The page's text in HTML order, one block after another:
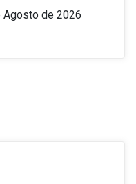
Agosto de 2026